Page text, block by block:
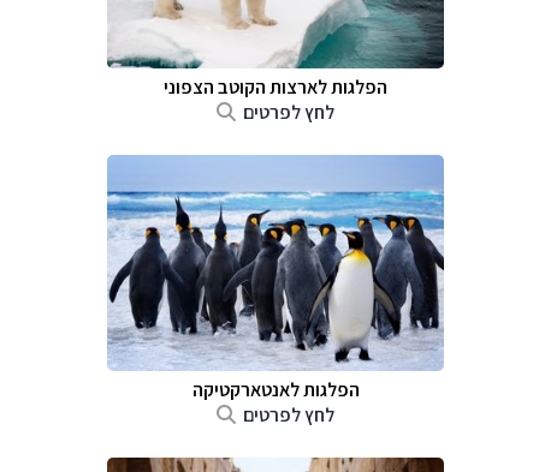
הפלגות לארצות הקוטב הצפוני
לחץ לפרטים
הפלגות לאנטארקטיקה
לחץ לפרטים